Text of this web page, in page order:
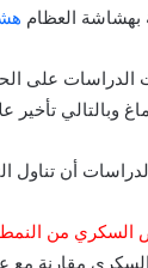
العظام
الدراسات على
وبالتالي
أن تناول
السكري من النمط